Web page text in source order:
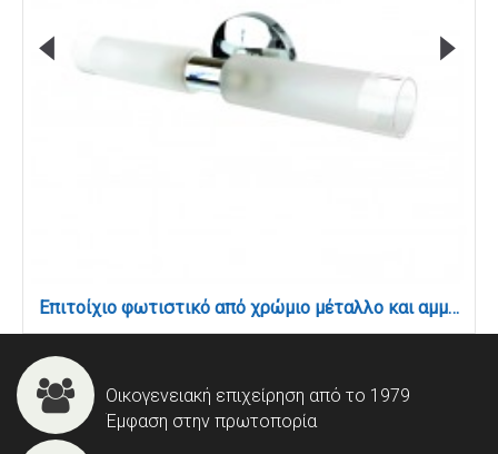
Επιτοίχιο φωτιστικό από χρώμιο μέταλλο και αμμοβολή γυαλί 2XG9 D:31,5cm (1039-Χρώμιο)
Οικογενειακή επιχείρηση από το 1979
Έμφαση στην πρωτοπορία